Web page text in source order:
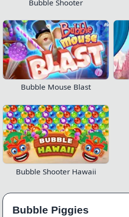
Bubble Shooter
Bubble Mouse Blast
Bubble Shooter Hawaii
Bubble Piggies